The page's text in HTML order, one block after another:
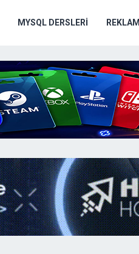
MYSQL DERSLERI REKLAM